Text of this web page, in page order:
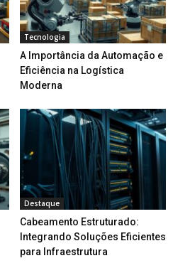
Tecnologia
A Importância da Automação e
Eficiência na Logística
Moderna
Destaque
Cabeamento Estruturado:
Integrando Soluções Eficientes
para Infraestrutura